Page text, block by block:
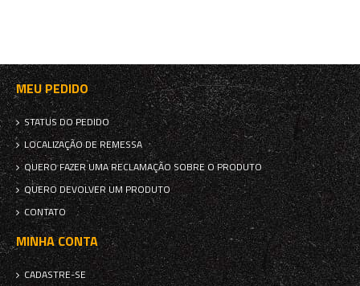
MEU PEDIDO
STATUS DO PEDIDO
LOCALIZAÇÃO DE REMESSA
QUERO FAZER UMA RECLAMAÇÃO SOBRE O PRODUTO
QUERO DEVOLVER UM PRODUTO
CONTATO
MINHA CONTA
CADASTRE-SE